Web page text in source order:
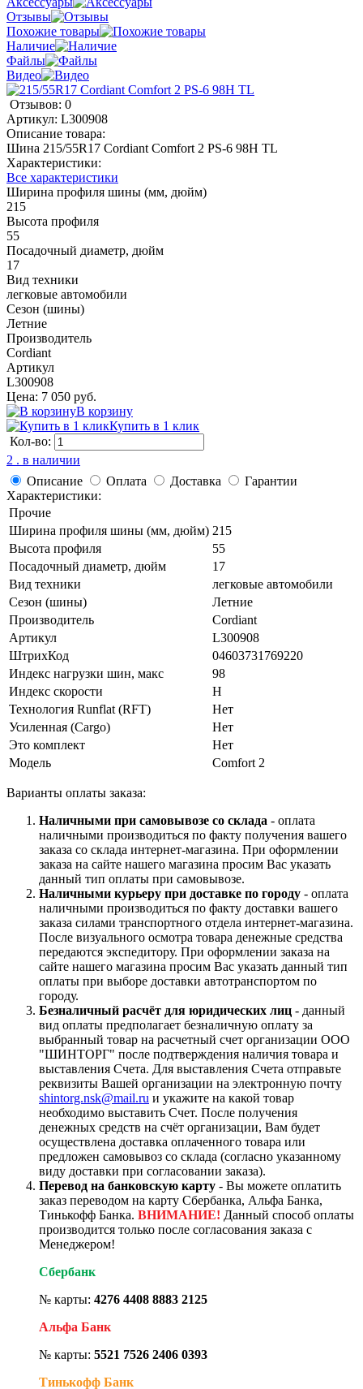
Отзывы
Похожие товары
Наличие
Файлы
Видео
Отзывов: 0
Артикул: L300908
Описание товара:
Шина 215/55R17 Cordiant Comfort 2 PS-6 98H TL
Характеристики:
Все характеристики
Ширина профиля шины (мм, дюйм)
215
Высота профиля
55
Посадочный диаметр, дюйм
17
Вид техники
легковые автомобили
Сезон (шины)
Летние
Производитель
Cordiant
Артикул
L300908
Цена: 7 050 руб.
В корзину
Купить в 1 клик
Кол-во:
2 . в наличии
Описание
Оплата Доставка
Гарантии
Характеристики:
Прочие
Ширина профиля шины (мм, дюйм) 215
Высота профиля
55
Посадочный диаметр, дюйм
17
Вид техники
легковые автомобили
Сезон (шины)
Летние
Производитель
Cordiant
Артикул
L300908
ШтрихКод
04603731769220
Индекс нагрузки шин, макс
98
Индекс скорости
H
Технология Runflat (RFT)
Нет
Усиленная (Cargo)
Нет
Это комплект
Нет
Модель
Comfort 2
Варианты оплаты заказа:
Наличными при самовывозе со склада - оплата
наличными производиться по факту получения вашего
заказа со склада интернет-магазина. При оформлении
заказа на сайте нашего магазина просим Вас указать
данный тип оплаты при самовывозе.
Наличными курьеру при доставке по городу - оплата
наличными производиться по факту доставки вашего
заказа силами транспортного отдела интернет-магазина.
После визуального осмотра товара денежные средства
передаются экспедитору. При оформлении заказа на
сайте нашего магазина просим Вас указать данный тип
оплаты при выборе доставки автотранспортом по
городу.
Безналичный расчёт для юридических лиц - данный
вид оплаты предполагает безналичную оплату за
выбранный товар на расчетный счет организации ООО
"ШИНТОРГ" после подтверждения наличия товара и
выставления Счета. Для выставления Счета отправьте
реквизиты Вашей организации на электронную почту
shintorg.nsk@mail.ru и укажите на какой товар
необходимо выставить Счет. После получения
денежных средств на счёт организации, Вам будет
осуществлена доставка оплаченного товара или
предложен самовывоз со склада (согласно указанному
виду доставки при согласовании заказа).
Перевод на банковскую карту - Вы можете оплатить
заказ переводом на карту Сбербанка, Альфа Банка,
Тинькофф Банка. ВНИМАНИЕ! Данный способ оплаты
производится только после согласования заказа с
Менеджером!
Сбербанк
№ карты: 4276 4408 8883 2125
Альфа Банк
№ карты: 5521 7526 2406 0393
Тинькофф Банк